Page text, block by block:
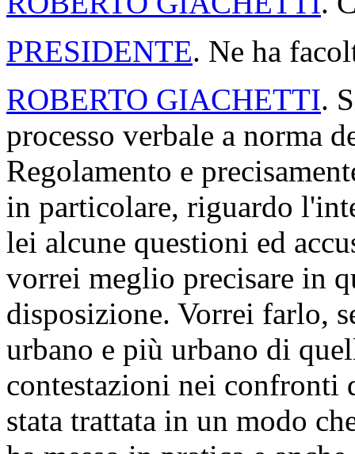
PRESIDENTE. Ne ha
ROBERTO GIACHETTI.
processo verbale a norma
Regolamento e
in particolare, riguardo
lei alcune questioni ed
vorrei meglio precisare in
disposizione. Vorrei farlo,
urbano e più urbano di
contestazioni nei confronti
stata trattata in un modo